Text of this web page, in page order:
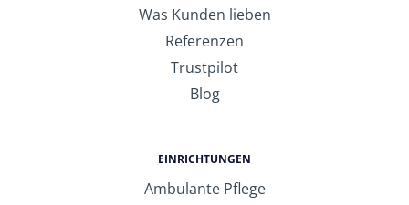
Was Kunden lieben
Referenzen
Trustpilot
Blog
EINRICHTUNGEN
Ambulante Pflege